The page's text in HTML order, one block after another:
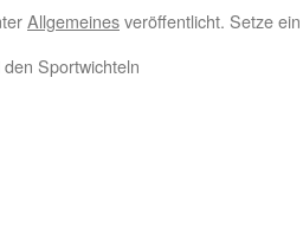
Allgemeinesveröffentlicht. Setze
Sportwichteln